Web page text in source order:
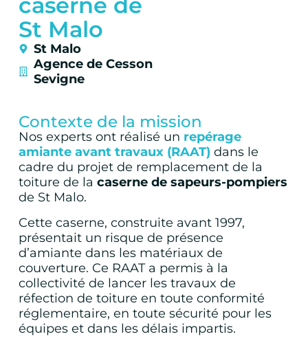
caserne de
St Malo
St Malo
Agence de Cesson
Sevigne
Contexte de la mission
Nos experts ont réalisé un repérage
amiante avant travaux (RAAT) dans le
cadre du projet de remplacement de la
toiture de la caserne de sapeurs-pompiers
de St Malo.
Cette caserne, construite avant 1997,
présentait un risque de présence
d’amiante dans les matériaux de
couverture. Ce RAAT a permis à la
collectivité de lancer les travaux de
réfection de toiture en toute conformité
réglementaire, en toute sécurité pour les
équipes et dans les délais impartis.